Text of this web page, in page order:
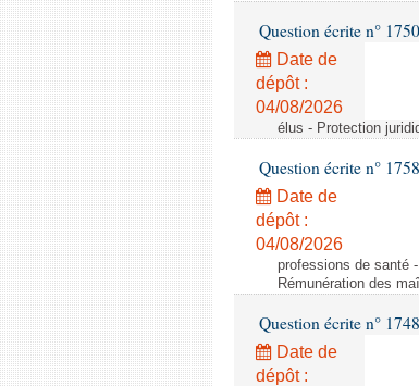
Question écrite n°
Date de
dépôt :
04/08/2026
élus - Protection
Question écrite n°
Date de
dépôt :
04/08/2026
professions de santé
Rémunération des
Question écrite n°
Date de
dépôt :